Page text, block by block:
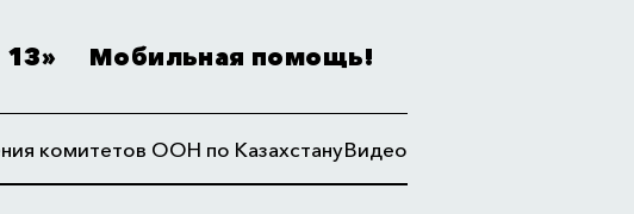
13» Мобильная помощь!
комитетов ООН по КазахстануВидео